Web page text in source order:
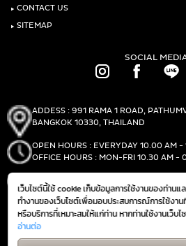
เว็บไซต์นี้ใช้ cookie เก็บข้อมูลการใช้งานของท่าน
ทำงานของเว็บไซต์เพื่อมอบประสบการณ์การใช้งา
หรือบริการที่เหมาะสมให้แก่ท่าน หากท่านใช้งานเว็บ
ตั้งค่าใดๆ ถือว่าท่านยอมรับตาม
ของเรา
อ่านต่อ
‣ CONTACT US
‣ SITEMAP
SOCIAL
ADDESS : 991 RAMA 1 ROAD,
BANGKOK 10330, THAILAND
OPEN HOURS : EVERYDAY 10.00 AM -
OFFICE HOURS : MON-FRI 10.30 AM -
FAX :(+66)2-690-1000